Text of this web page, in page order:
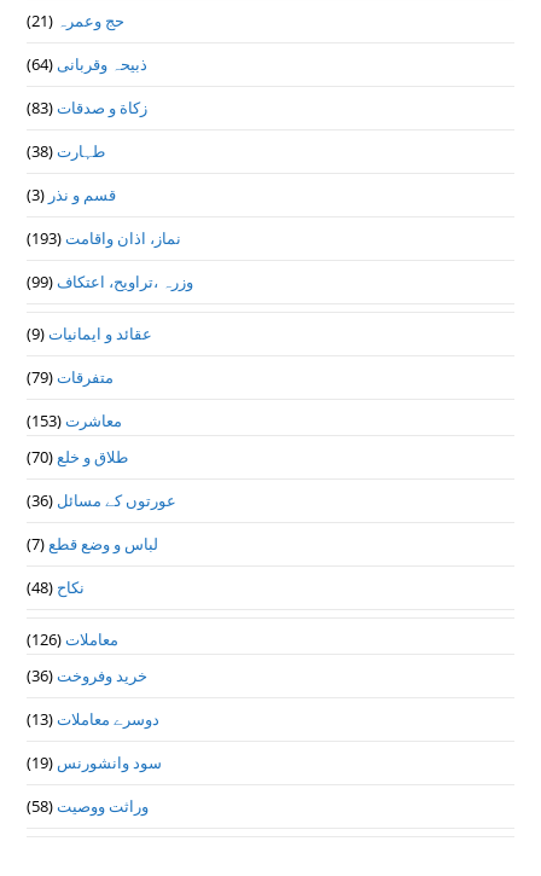
حج وعمرہ (21)
ذبیحہ وقربانی(64)
زکاة و صدقات(83)
طہارت(38)
قسم و نذر (3)
نماز، اذان واقامت(193)
وزرہ ،تراويح، اعتكاف(99)
عقائد و ایمانیات(9)
متفرقات(79)
معاشرت(153)
طلاق و خلع(70)
عورتوں کے مسائل (36)
لباس و وضع قطع(7)
نکاح (48)
معاملات(126)
خرید وفروخت(36)
دوسرے معاملات(13)
سود وانشورنس (19)
وراثت ووصيت(58)